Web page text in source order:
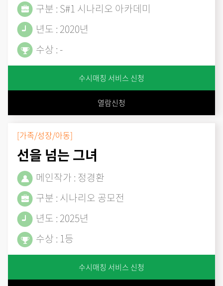
구분 : S#1 시나리오 아카데미
년도 : 2020년
수상 : -
수시매칭 서비스 신청
열람신청
[가족/성장/아동]
선을 넘는 그녀
메인작가 : 정경환
구분 : 시나리오 공모전
년도 : 2025년
수상 : 1등
수시매칭 서비스 신청